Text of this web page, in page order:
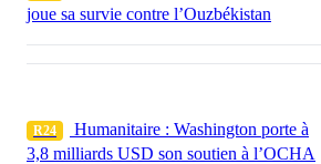
joue sa survie contre l’Ouzbékistan
R24
Humanitaire : Washington porte à
3,8 milliards USD son soutien à l’OCHA